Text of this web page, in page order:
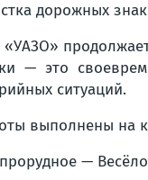
дорожных
«УАЗО»
— это
ситуаций.
выполнены на
—